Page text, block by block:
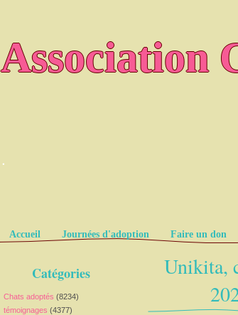
Association
.
Pages
Accueil Journées d'adoption Faire un don
Catégories
Chats adoptés (8234)
témoignages (4377)
Unikita,